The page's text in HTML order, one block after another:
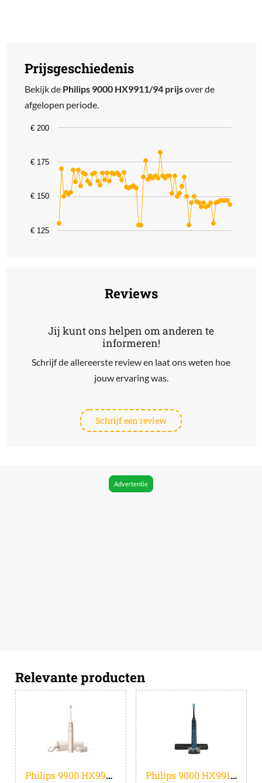
Prijsgeschiedenis
Bekijk de Philips 9000 HX9911/94 prijsover de
afgelopen periode.
Chart
The chart has 1 X axis displaying categories.
The chart has 1 Y axis displaying values. Data ranges from 129 to
€ 125
€ 150
€ 175
€ 200
Reviews
Jij kunt ons helpen om anderen te
informeren!
Schrijf de allereerste review en laat ons weten hoe
jouw ervaring was.
Schrijf een review
Advertentie
Relevante producten
Philips 9900 HX9992/11 Philips 9000 HX9911/88 blauw